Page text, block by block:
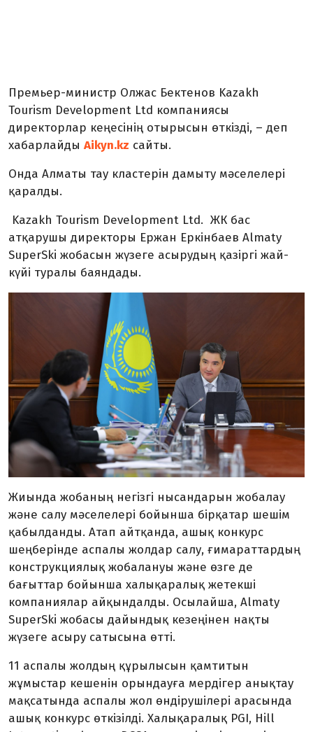
Премьер-министр Олжас Бектенов Kazakh
Tourism Development Ltd компаниясы
директорлар кеңесінің отырысын өткізді, – деп
хабарлайды Aikyn.kz сайты.
Онда Алматы тау кластерін дамыту мәселелері
қаралды.
Kazakh Tourism Development Ltd. ЖК бас
атқарушы директоры Ержан Еркінбаев Almaty
SuperSki жобасын жүзеге асырудың қазіргі жай-
күйі туралы баяндады.
Жиында жобаның негізгі нысандарын жобалау
және салу мәселелері бойынша бірқатар шешім
қабылданды. Атап айтқанда, ашық конкурс
шеңберінде аспалы жолдар салу, ғимараттардың
конструкциялық жобалануы және өзге де
бағыттар бойынша халықаралық жетекші
компаниялар айқындалды. Осылайша, Almaty
SuperSki жобасы дайындық кезеңінен нақты
жүзеге асыру сатысына өтті.
11 аспалы жолдың құрылысын қамтитын
жұмыстар кешенін орындауға мердігер анықтау
мақсатында аспалы жол өндірушілері арасында
ашық конкурс өткізілді. Халықаралық PGI, Hill